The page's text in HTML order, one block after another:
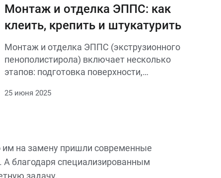
свойствами, не горит, устойчива к
высоким температурам и безопасна при
правильной установке.
Монтаж и отделка ЭППС: как
клеить, крепить и штукатурить
Монтаж и отделка ЭППС (экструзионного
пенополистирола) включает несколько
этапов: подготовка поверхности,
штукатурка. Ниже пошаговая
25 июня 2025
им на замену пришли современные
благодаря специализированным
задачу.